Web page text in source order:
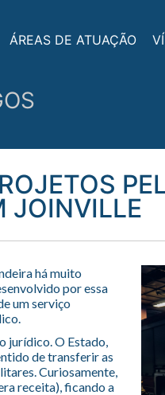
ÁREAS DE ATUAÇÃO
JOINVILLE
há muito
por essa
um serviço
jurídico. O Estado,
de transferir as
Curiosamente,
receita), ficando a